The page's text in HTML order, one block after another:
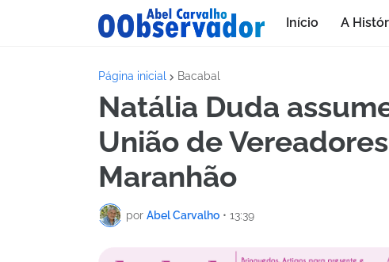
Início A
Página inicial Bacabal
Natália Duda
União de
Maranhão
por Abel Carvalho • 13:39